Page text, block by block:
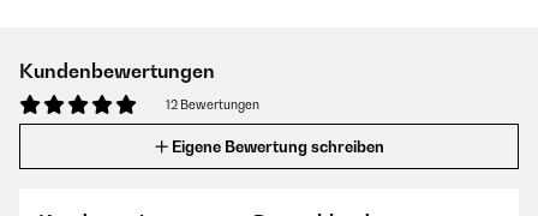
Kundenbewertungen
12 Bewertungen
Eigene Bewertung schreiben